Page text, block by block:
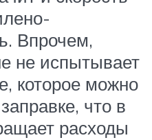
Впрочем,
не испытывает
которое можно
что в
расходы